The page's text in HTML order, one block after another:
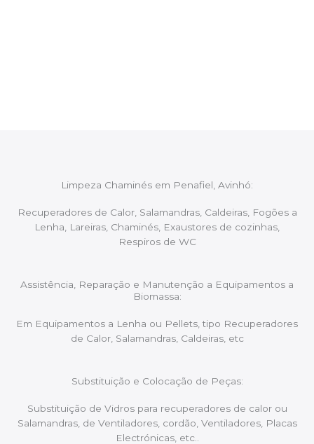
Limpeza Chaminés em Penafiel, Avinhó:
Recuperadores de Calor, Salamandras, Caldeiras, Fogões a
Lenha, Lareiras, Chaminés, Exaustores de cozinhas,
Respiros de WC
Assistência, Reparação e Manutenção a Equipamentos a
Biomassa:
Em Equipamentos a Lenha ou Pellets, tipo Recuperadores
de Calor, Salamandras, Caldeiras, etc
Substituição e Colocação de Peças:
Substituição de Vidros para recuperadores de calor ou
Salamandras, de Ventiladores, cordão, Ventiladores, Placas
Electrónicas, etc..